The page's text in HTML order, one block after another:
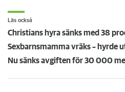
Läs också